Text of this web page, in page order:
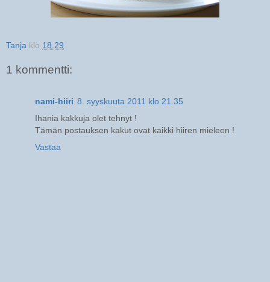
Tanja klo 18.29
1 kommentti:
nami-hiiri 8. syyskuuta 2011 klo 21.35
Ihania kakkuja olet tehnyt !
Tämän postauksen kakut ovat kaikki hiiren mieleen !
Vastaa